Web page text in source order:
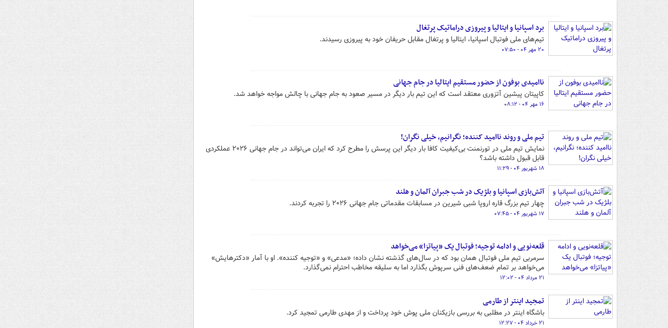
برد اسپانیا و ایتالیا و پیروزی دراماتیک پرتغال
تیم‌های ملی فوتبال اسپانیا، ایتالیا و پرتغال مقابل حریفان خود به پیروزی رسیدند.
۲۰ مهر ۰۴ - ۰۷:۵۰
ناامیدی بوفون از حضور مستقیم ایتالیا در جام جهانی
کاپیتان پیشین آتزوری معتقد است که این تیم بار دیگر در مسیر صعود به جام جهانی با چالش مواجه خواهد شد.
۱۶ مهر ۰۴ - ۰۸:۱۲
تیم ملی و روند ناامید کننده؛ نگرانیم، خیلی نگران!
نمایش تیم ملی در تورنمنت بی‌کیفیت کافا بار دیگر این پرسش را مطرح کرد که ایران می‌تواند در جام جهانی ۲۰۲۶ عملکردی
قابل قبول داشته باشد؟
۱۸ شهریور ۰۴ - ۱۱:۲۹
آتش‌بازی اسپانیا و بلژیک در شب جبران آلمان و هلند
چهار تیم بزرگ قاره اروپا شبی شیرین در مسابقات مقدماتی جام جهانی ۲۰۲۶ را تجربه کردند.
۱۷ شهریور ۰۴ - ۰۷:۴۵
قلعه‌نویی و ادامه توجیه؛ فوتبال یک «پیاتزا» می‌خواهد
سرمربی تیم ملی فوتبال همان بود که در سال‌های گذشته نشان داده؛ «مدعی» و «توجیه کننده». او با آمار «دکترهایش»
می‌خواهد بر تمام ضعف‌های فنی سرپوش بگذارد اما به سلیقه مخاطب احترام نمی‌گذارد.
۲۱ مرداد ۰۴ - ۱۲:۰۲
تمجید اینتر از طارمی
باشگاه اینتر در مطلبی به بررسی بازیکنان ملی پوش خود پرداخت و از مهدی طارمی تمجید کرد.
۲۱ خرداد ۰۴ - ۱۲:۲۷